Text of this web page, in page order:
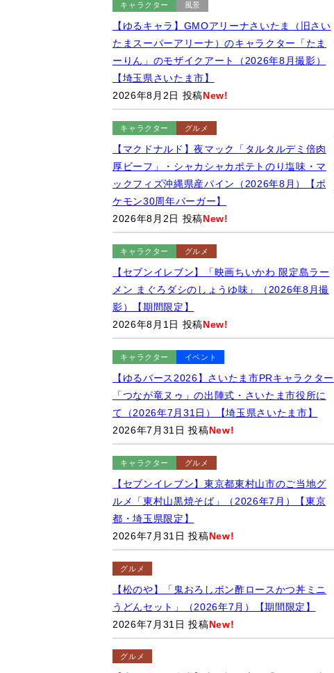
キャラクター 風景
【ゆるキャラ】GMOアリーナさいたま（旧さい
たまスーパーアリーナ）のキャラクター「たま
ーりん」のモザイクアート（2026年8月撮影）
【埼玉県さいたま市】
2026年8月2日 投稿New!
キャラクター グルメ
【マクドナルド】夜マック「タルタルデミ倍肉
厚ビーフ」・シャカシャカポテトのり塩味・マ
ックフィズ沖縄県産パイン（2026年8月）【ポ
ケモン30周年バーガー】
2026年8月2日 投稿New!
キャラクター グルメ
【セブンイレブン】「映画ちいかわ 限定島ラー
メン まぐろダシのしょうゆ味」（2026年8月撮
影）【期間限定】
2026年8月1日 投稿New!
キャラクター イベント
【ゆるバース2026】さいたま市PRキャラクター
「つなが竜ヌゥ」の出陣式・さいたま市役所に
て（2026年7月31日）【埼玉県さいたま市】
2026年7月31日 投稿New!
キャラクター グルメ
【セブンイレブン】東京都東村山市のご当地グ
ルメ「東村山黒焼そば」（2026年7月）【東京
都・埼玉県限定】
2026年7月31日 投稿New!
グルメ
【松のや】「鬼おろしポン酢ロースかつ丼ミニ
うどんセット」（2026年7月）【期間限定】
2026年7月31日 投稿New!
グルメ